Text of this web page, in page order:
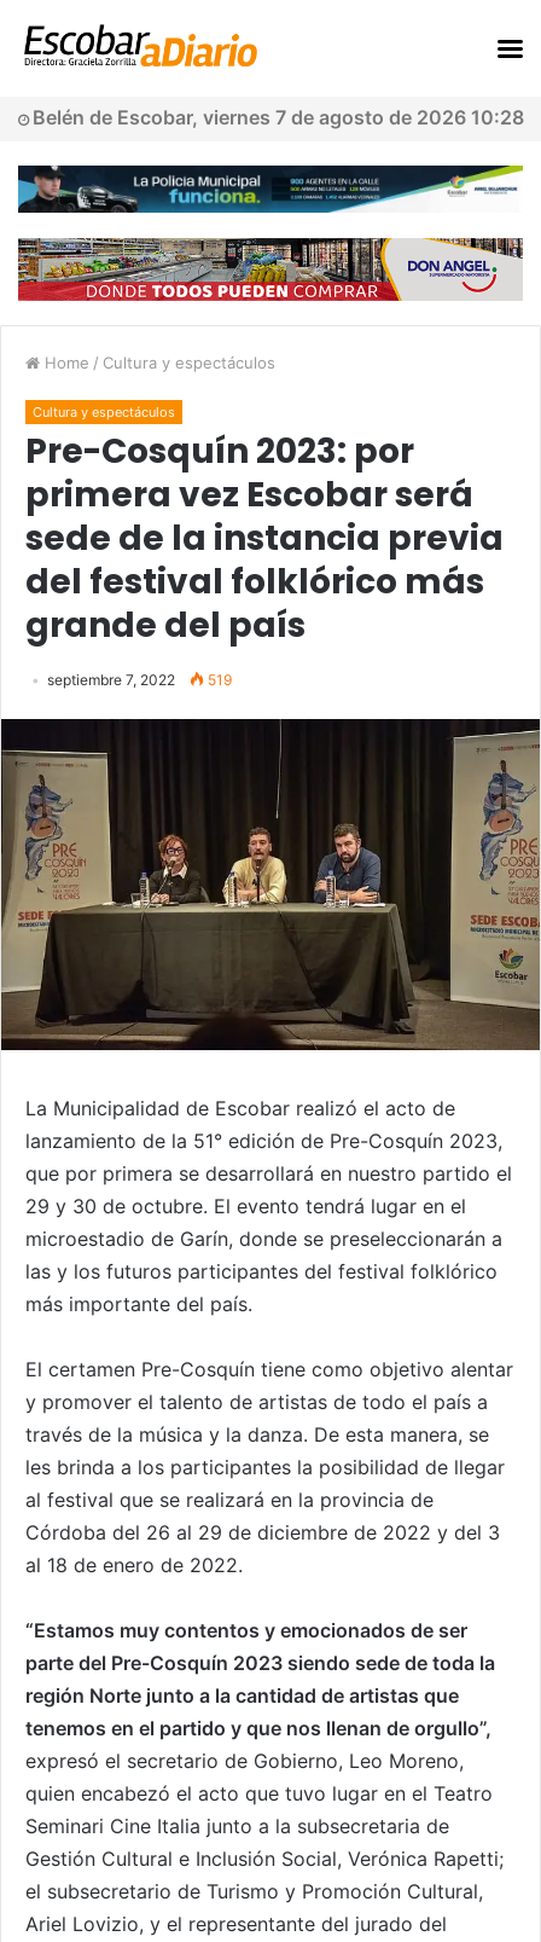
Belén de Escobar, viernes 7 de agosto de 2026 10:28
Home / Cultura y espectáculos
Cultura y espectáculos
Pre-Cosquín 2023: por
primera vez Escobar será
sede de la instancia previa
del festival folklórico más
grande del país
septiembre 7, 2022 519
La Municipalidad de Escobar realizó el acto de
lanzamiento de la 51° edición de Pre-Cosquín 2023,
que por primera se desarrollará en nuestro partido el
29 y 30 de octubre. El evento tendrá lugar en el
microestadio de Garín, donde se preseleccionarán a
las y los futuros participantes del festival folklórico
más importante del país.
El certamen Pre-Cosquín tiene como objetivo alentar
y promover el talento de artistas de todo el país a
través de la música y la danza. De esta manera, se
les brinda a los participantes la posibilidad de llegar
al festival que se realizará en la provincia de
Córdoba del 26 al 29 de diciembre de 2022 y del 3
al 18 de enero de 2022.
“Estamos muy contentos y emocionados de ser
parte del Pre-Cosquín 2023 siendo sede de toda la
región Norte junto a la cantidad de artistas que
tenemos en el partido y que nos llenan de orgullo”,
expresó el secretario de Gobierno, Leo Moreno,
quien encabezó el acto que tuvo lugar en el Teatro
Seminari Cine Italia junto a la subsecretaria de
Gestión Cultural e Inclusión Social, Verónica Rapetti;
el subsecretario de Turismo y Promoción Cultural,
Ariel Lovizio, y el representante del jurado del